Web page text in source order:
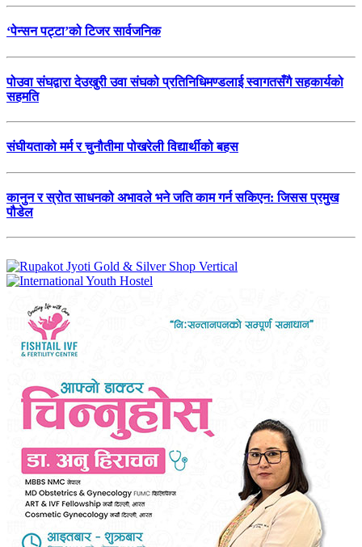
‘पेन्सन पट्टा’को टिजर सार्वजनिक
पोउवा संघद्वारा देउखुरी उवा संघको प्रतिनिधिमण्डलाई स्वागतसँगै सहकार्यको
सहमति
संघीयताको मर्म र चुनौतीमा पोखरेली विद्यार्थीको बहस
कानुन र स्रोत साधनको अभावले भने जति काम गर्न सकिएन: जिसस प्रमुख
पौडेल